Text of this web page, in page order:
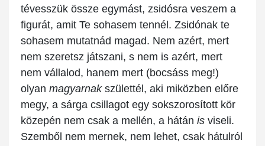
tévesszük össze egymást, zsidósra veszem a
figurát, amit Te sohasem tennél. Zsidónak te
sohasem mutatnád magad. Nem azért, mert
nem szeretsz játszani, s nem is azért, mert
nem vállalod, hanem mert (bocsáss meg!)
olyan magyarnakszülettél, aki miközben előre
megy, a sárga csillagot egy sokszorosított kör
közepén nem csak a mellén, a hátán is viseli.
Szemből nem mernek, nem lehet, csak hátulról